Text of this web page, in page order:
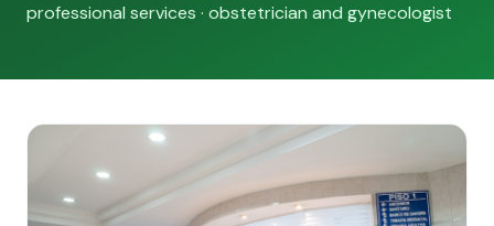
professional services · obstetrician and gynecologist